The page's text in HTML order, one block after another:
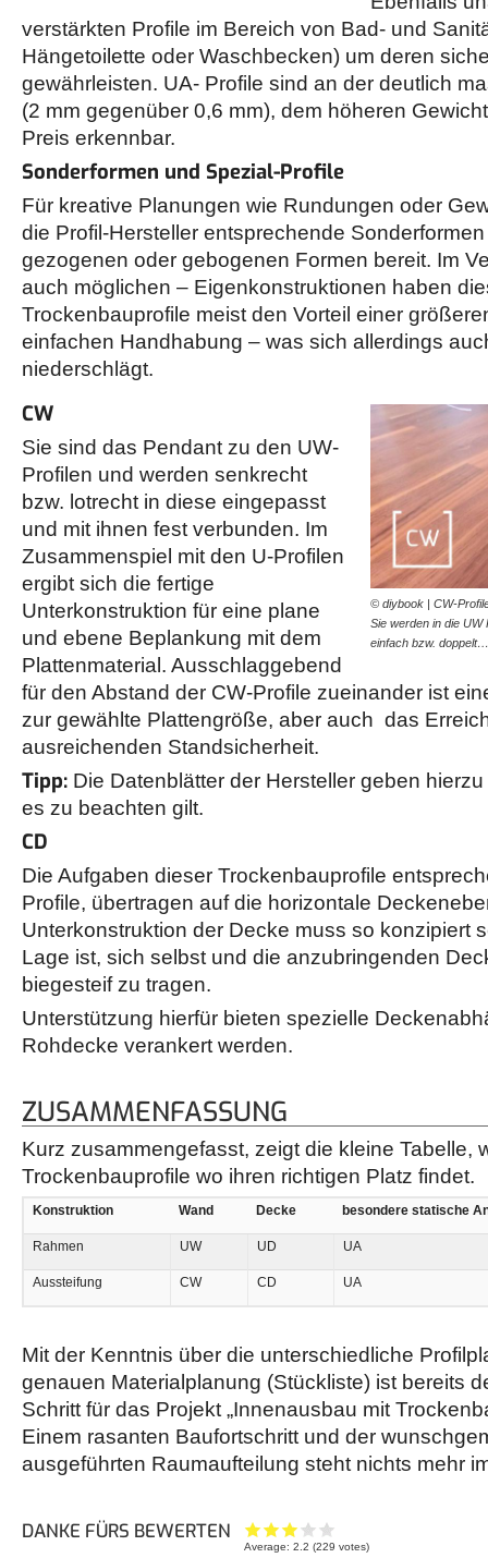
verstärkten Profile im Bereich von Bad- und
Hängetoilette oder Waschbecken) um deren
gewährleisten. UA- Profile sind an der deutlich
(2 mm gegenüber 0,6 mm), dem höheren
Preis erkennbar.
Sonderformen und Spezial-Profile
Für kreative Planungen wie Rundungen oder
die Profil-Hersteller entsprechende
gezogenen oder gebogenen Formen bereit. Im
auch möglichen – Eigenkonstruktionen haben
Trockenbauprofile meist den Vorteil einer
einfachen Handhabung – was sich allerdings
niederschlägt.
© diybook | CW-
Sie werden in die UW
einfach bzw. doppelt…
CW
Sie sind das Pendant zu den UW-
Profilen und werden senkrecht
bzw. lotrecht in diese eingepasst
und mit ihnen fest verbunden. Im
Zusammenspiel mit den U-Profilen
ergibt sich die fertige
Unterkonstruktion für eine plane
und ebene Beplankung mit dem
Plattenmaterial. Ausschlaggebend
für den Abstand der CW-Profile zueinander ist
zur gewählte Plattengröße, aber auch das
ausreichenden Standsicherheit.
Tipp: Die Datenblätter der Hersteller geben
es zu beachten gilt.
CD
Die Aufgaben dieser Trockenbauprofile
Profile, übertragen auf die horizontale
Unterkonstruktion der Decke muss so konzipiert
Lage ist, sich selbst und die anzubringenden
biegesteif zu tragen.
Unterstützung hierfür bieten spezielle
Rohdecke verankert werden.
ZUSAMMENFASSUNG
Kurz zusammengefasst, zeigt die kleine Tabelle,
Trockenbauprofile wo ihren richtigen Platz findet.
Konstruktion Wand Decke besondere statische
Rahmen UW UD UA
Aussteifung CW CD UA
Mit der Kenntnis über die unterschiedliche
genauen Materialplanung (Stückliste) ist bereits
Schritt für das Projekt „Innenausbau mit
Einem rasanten Baufortschritt und der
ausgeführten Raumaufteilung steht nichts mehr
DANKE FÜRS BEWERTEN
Average:2.2 (229 votes)